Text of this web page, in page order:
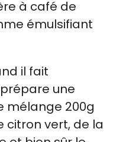
à café de
émulsifiant
il fait
une
mélange 200g
citron vert, de la